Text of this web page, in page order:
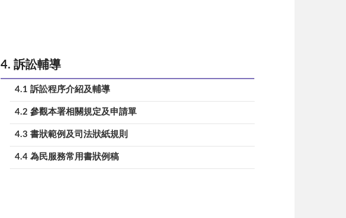
4. 訴訟輔導
4.1 訴訟程序介紹及輔導
4.2 參觀本署相關規定及申請單
4.3 書狀範例及司法狀紙規則
4.4 為民服務常用書狀例稿